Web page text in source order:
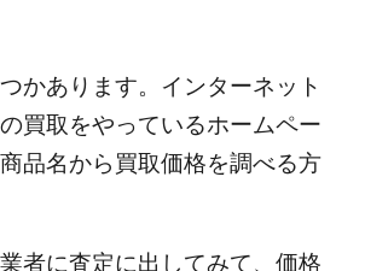
かあります。
インターネット
買取をやっているホームペー
品名から買取価格を調べる方
者に査定に出してみて、価格